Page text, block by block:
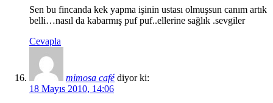
Sen bu fincanda kek yapma işinin ustası olmuşsun canım artık
belli…nasıl da kabarmış puf puf..ellerine sağlık .sevgiler
Cevapla
mimosa café diyor ki:
18 Mayıs 2010, 14:06